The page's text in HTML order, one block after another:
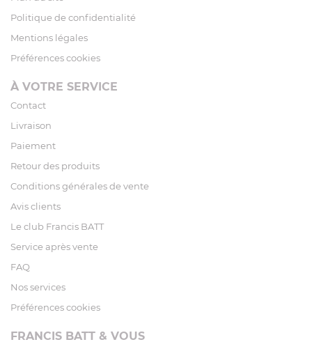
Politique de confidentialité
Mentions légales
Préférences cookies
À VOTRE SERVICE
Contact
Livraison
Paiement
Retour des produits
Conditions générales de vente
Avis clients
Le club Francis BATT
Service après vente
FAQ
Nos services
Préférences cookies
FRANCIS BATT & VOUS